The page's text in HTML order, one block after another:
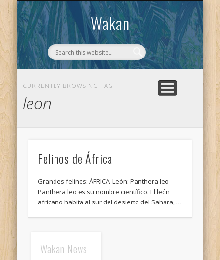
Wakan
WAKAN
CONTACTO
CURRENTLY BROWSING TAG
leon
Felinos de África
Grandes felinos: ÁFRICA. León: Panthera leo
Panthera leo es su nombre científico. El león
africano habita al sur del desierto del Sahara, …
Wakan News